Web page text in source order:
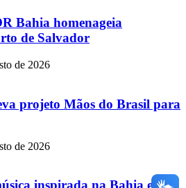
Bahia homenageia
de Salvador
de 2026
projeto Mãos do Brasil para
de 2026